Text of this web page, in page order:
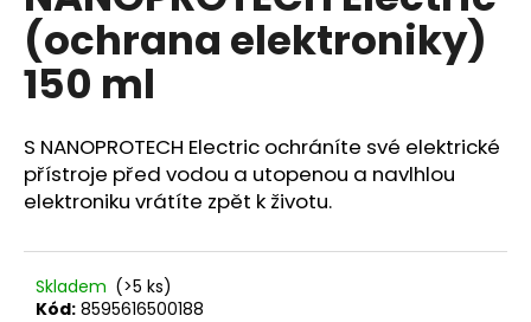
0,0
z
5
hvězdiček.
(ochrana elektroniky)
150 ml
S NANOPROTECH Electric ochráníte své elektrické
přístroje před vodou a utopenou a navlhlou
elektroniku vrátíte zpět k životu.
Skladem (>5 ks)
Kód: 8595616500188
a
j
í
?